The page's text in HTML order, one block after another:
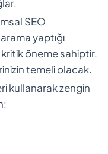
SEO
yaptığı
öneme sahiptir.
temeli olacak.
kullanarak zengin